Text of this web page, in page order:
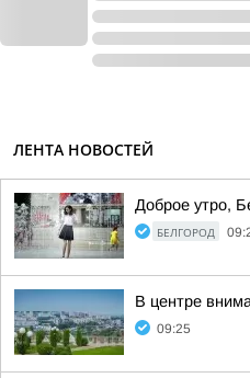
ЛЕНТА НОВОСТЕЙ
Доброе утро,
БЕЛГОРОД
В центре
09:25